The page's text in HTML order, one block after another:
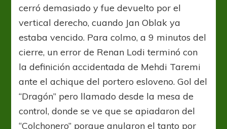
cerró demasiado y fue devuelto por el
vertical derecho, cuando Jan Oblak ya
estaba vencido. Para colmo, a 9 minutos del
cierre, un error de Renan Lodi terminó con
la definición accidentada de Mehdi Taremi
ante el achique del portero esloveno. Gol del
“Dragón” pero llamado desde la mesa de
control, donde se ve que se apiadaron del
“Colchonero” porque anularon el tanto por